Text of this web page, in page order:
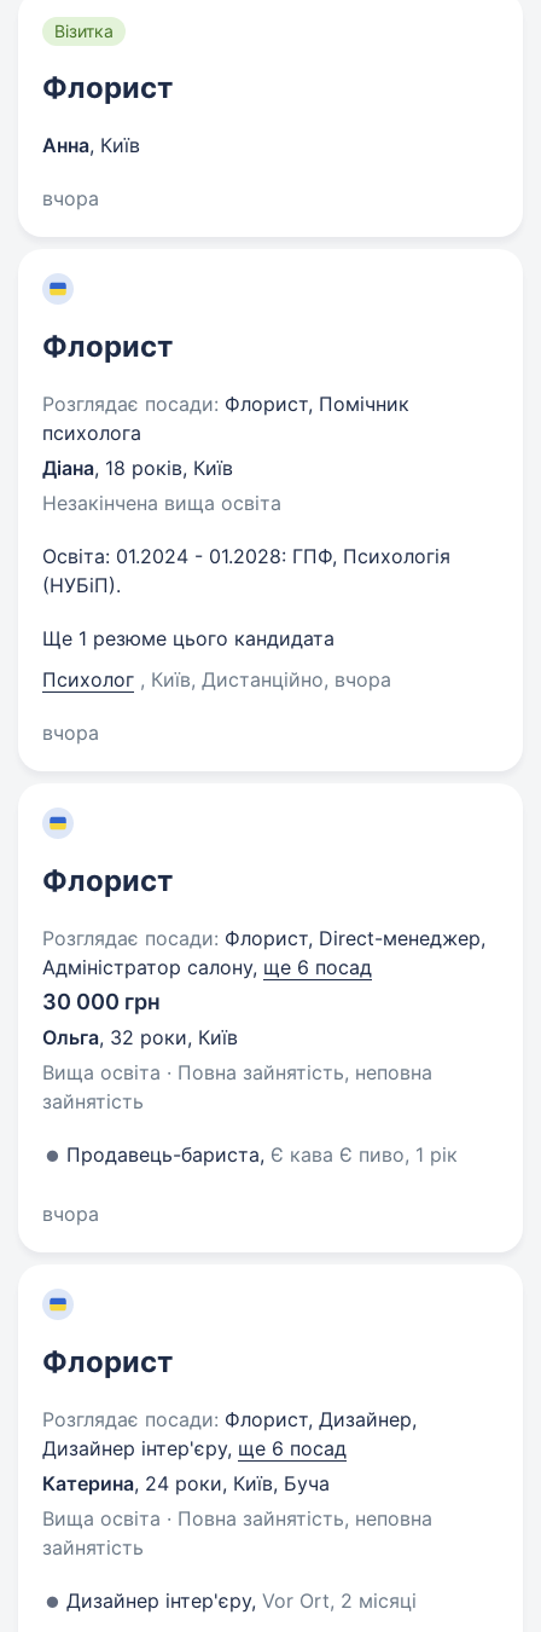
Візитка
Флорист
Анна, Київ
вчора
Флорист
Розглядає посади: Флорист, Помічник
психолога
Діана, 18 років, Київ
Незакінчена вища освіта
Освіта: 01.2024 - 01.2028: ГПФ, Психологія
(НУБіП).
Ще 1 резюме цього кандидата
Психолог , Київ, Дистанційно, вчора
вчора
Флорист
Розглядає посади: Флорист, Direct-менеджер,
Адміністратор салону, ще 6 посад
30 000 грн
Ольга, 32 роки, Київ
Вища освіта · Повна зайнятість, неповна
зайнятість
Продавець-бариста, Є кава Є пиво, 1 рік
вчора
Флорист
Розглядає посади: Флорист, Дизайнер,
Дизайнер інтер'єру, ще 6 посад
Катерина, 24 роки, Київ, Буча
Вища освіта · Повна зайнятість, неповна
зайнятість
Дизайнер інтер'єру, Vor Ort, 2 місяці